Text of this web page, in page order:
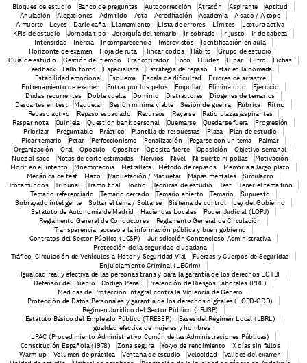
Bloques de estudio
Banco de preguntas Autocorrección Atracón Aspirante
Aptitud
Anulación
Alegaciones Admitido Acta Acreditación Academia
A saco / A tope
A muerte
Leyes Darle caña Llamamiento Lista de errores Límites
Lectura activa
KPIs de estudio
Jornada tipo Jerarquía del temario Ir sobrado Ir justo
Ir de cabeza
Intensidad
Inercia Incomparecencia Imprevistos
Identificación en aula
Horizonte de examen
Hoja de ruta Hincar codos Hábito
Grupo de estudio
Guía de estudio
Gestión del tiempo Francotirador Foco Fluidez Flipar Filtro
Fichas
Feedback
Fallo tonto Especialista Estrategia de repaso
Estar en la pomada
Estabilidad emocional
Esquema Escala de dificultad
Errores de arrastre
Entrenamiento de examen
Entrar por los pelos Empollar Eliminatorio
Ejercicio
Dudas recurrentes
Doble vuelta Dominio Distractores
Diógenes de temarios
Descartes en test
Maquetar Sesión mínima viable Sesión de guerra Rúbrica
Ritmo
Repaso activo
Repaso espaciado Recursos Rayarse
Ratio plazas/aspirantes
Raspar nota
Quiniela Question bank personal Quemarse Quedarse fuera
Progresión
Priorizar
Preguntable Práctico Plantilla de respuestas Plaza
Plan de estudio
Picar temario
Petar Perfeccionismo Penalización Pegarse con un tema
Palmar
Organización
Oral Opozulo Opositor Oposita fuerte Oposición
Objetivo semanal
Nuez al saco
Notas de corte estimadas Nervios Nivel Ni suerte ni pollas
Motivación
Morir en el intento
Mnemotecnia Metralleta Método de repasos
Memoria a largo plazo
Mecánica de test
Mazo Maquetación / Maquetar Mapas mentales
Simulacro
Trotamundos
Tribunal Tramo final Tocho Técnicas de estudio Test
Tener el tema fino
Temario referenciado
Temario cerrado Temario abierto Temario
Supuesto
Subrayado inteligente
Soltar el tema / Soltarse Sistema de control
Ley del Gobierno
Estatuto de Autonomía de Madrid
Haciendas Locales
Poder Judicial (LOPJ)
Reglamento General de Conductores
Reglamento General de Circulación
Transparencia, acceso a la información pública y buen gobierno
Contratos del Sector Público (LCSP)
Jurisdicción Contencioso-Administrativa
Protección de la seguridad ciudadana
Tráfico, Circulación de Vehículos a Motor y Seguridad Vial
Fuerzas y Cuerpos de Seguridad
Enjuiciamiento Criminal (LECrim)
Igualdad real y efectiva de las personas trans y para la garantía de los derechos LGTBI
Defensor del Pueblo
Código Penal
Prevención de Riesgos Laborales (PRL)
Medidas de Protección Integral contra la Violencia de Género
Protección de Datos Personales y garantía de los derechos digitales (LOPD-GDD)
Régimen Jurídico del Sector Público (LRJSP)
Estatuto Básico del Empleado Público (TREBEP)
Bases del Régimen Local (LBRL)
Igualdad efectiva de mujeres y hombres
LPAC (Procedimiento Administrativo Común de las Administraciones Públicas)
Constitución Española (1978)
Zona segura Yo-yo de rendimiento
X días sin fallos
Warm-up
Volumen de práctica Ventana de estudio Velocidad
Validez del examen